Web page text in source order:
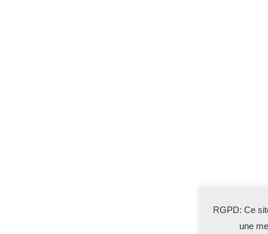
RGPD: Ce
une